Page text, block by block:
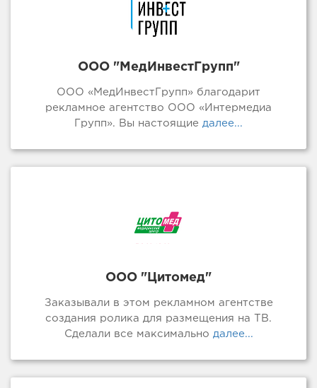
ООО "МедИнвестГрупп"
ООО «МедИнвестГрупп» благодарит
рекламное агентство ООО «Интермедиа
Групп». Вы настоящие далее...
ООО "Цитомед"
Заказывали в этом рекламном агентстве
создания ролика для размещения на ТВ.
Сделали все максимально далее...